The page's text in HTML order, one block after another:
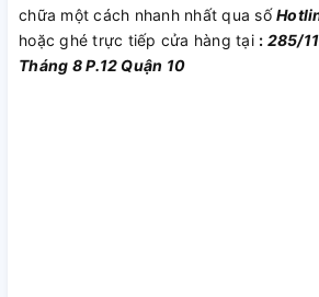
chữa một cách nhanh nhất qua số
hoặc ghé trực tiếp cửa hàng tại : 285/
Tháng 8 P.12 Quận 10